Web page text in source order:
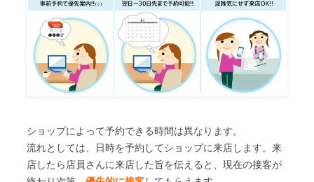
ショップによって予約できる時間は異なります。
流れとしては、日時を予約してショップに来店します。来
店したら店員さんに来店した旨を伝えると、現在の接客が